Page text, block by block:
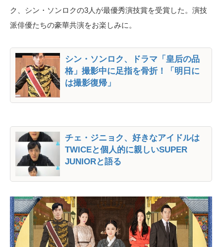
ク、シン・ソンロクの3人が最優秀演技賞を受賞した。演技
派俳優たちの豪華共演をお楽しみに。
シン・ソンロク、ドラマ「皇后の品
格」撮影中に足指を骨折！「明日に
は撮影復帰」
チェ・ジニョク、好きなアイドルは
TWICEと個人的に親しいSUPER
JUNIORと語る